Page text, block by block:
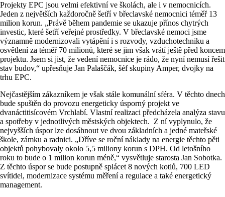
Projekty EPC jsou velmi efektivní ve školách, ale i v nemocnicích.
Jeden z největších každoročně šetří v břeclavské nemocnici téměř 13
milion korun. „Právě během pandemie se ukazuje přínos chytrých
investic, které šetří veřejné prostředky. V břeclavské nemoci jsme
významně modernizovali vytápění i s rozvody, vzduchotechniku a
osvětlení za téměř 70 milionů, které se jim však vrátí ještě před koncem
projektu. Jsem si jist, že vedení nemocnice je rádo, že nyní nemusí řešit
stav budov,“ upřesňuje Jan Palaščák, šéf skupiny Amper, dvojky na
trhu EPC.
Nejčastějším zákazníkem je však stále komunální sféra. V těchto dnech
bude spuštěn do provozu energeticky úsporný projekt ve
dvanáctitisícovém Vrchlabí. Vlastní realizaci předcházela analýza stavu
a spotřeby v jednotlivých městských objektech. Z ní vyplynulo, že
nejvyšších úspor lze dosáhnout ve dvou základních a jedné mateřské
škole, zámku a radnici. „Dříve se roční náklady na energie těchto pěti
objektů pohybovaly okolo 5,5 miliony korun s DPH. Od letošního
roku to bude o 1 milion korun méně,“ vysvětluje starosta Jan Sobotka.
Z těchto úspor se bude postupně splácet 8 nových kotlů, 700 LED
svítidel, modernizace systému měření a regulace a také energetický
management.